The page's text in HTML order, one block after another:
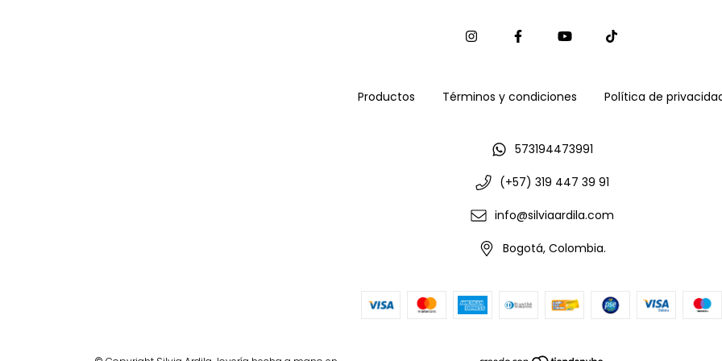
Productos Términos y condiciones Política de
573194473991
(+57) 319 447 39 91
info@silviaardila.com
Bogotá, Colombia.